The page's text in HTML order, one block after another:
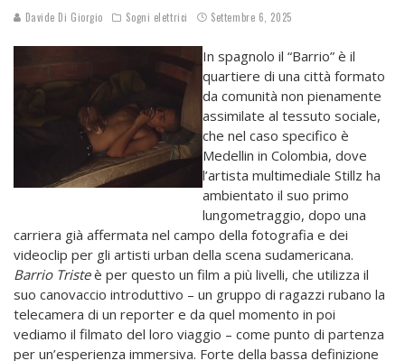
Davide Di Giorgio Sogni elettrici Settembre 6, 2025
In spagnolo il “Barrio” è il
quartiere di una città formato
da comunità non pienamente
assimilate al tessuto sociale,
che nel caso specifico è
Medellin in Colombia, dove
l’artista multimediale Stillz ha
ambientato il suo primo
lungometraggio, dopo una
carriera già affermata nel campo della fotografia e dei
videoclip per gli artisti urban della scena sudamericana.
Barrio Tristeè per questo un film a più livelli, che utilizza il
suo canovaccio introduttivo – un gruppo di ragazzi rubano la
telecamera di un reporter e da quel momento in poi
vediamo il filmato del loro viaggio – come punto di partenza
per un’esperienza immersiva. Forte della bassa definizione